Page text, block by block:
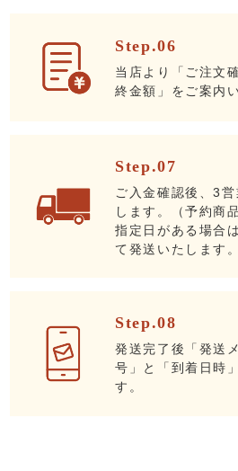
Step.06
当店より「ご注文
終金額」をご案内
Step.07
ご入金確認後、3
します。（予約商
指定日がある場合
て発送いたします。
Step.08
発送完了後「発送
号」と「到着日時
す。